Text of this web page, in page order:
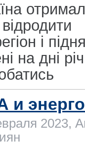
і
на дні
и
2023,